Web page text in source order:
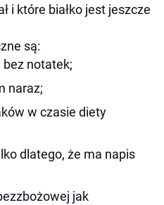
i które białko jest jeszcze
są:
notatek;
naraz;
w czasie diety
dlatego, że ma napis
jak